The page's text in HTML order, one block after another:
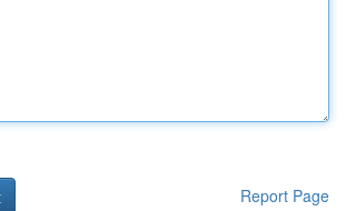
Report Page